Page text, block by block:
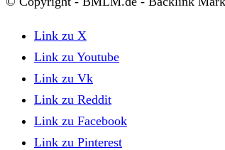
Link zu X
Link zu Youtube
Link zu Vk
Link zu Reddit
Link zu Facebook
Link zu Pinterest